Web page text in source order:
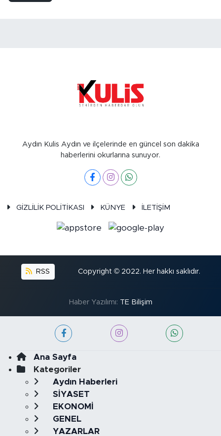
Aydın Kulis Aydın ve ilçelerinde en güncel son dakika
haberlerini okurlarına sunuyor.
GİZLİLİK POLİTİKASI KÜNYE İLETİŞİM
RSS Copyright © 2022. Her hakkı saklıdır.
Haber Yazılımı: TE Bilişim
Ana Sayfa
Kategoriler
Aydın Haberleri
SİYASET
EKONOMİ
GENEL
YAZARLAR